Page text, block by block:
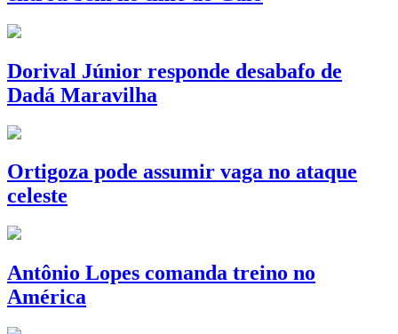
Dorival Júnior responde desabafo de
Dadá Maravilha
Ortigoza pode assumir vaga no ataque
celeste
Antônio Lopes comanda treino no
América